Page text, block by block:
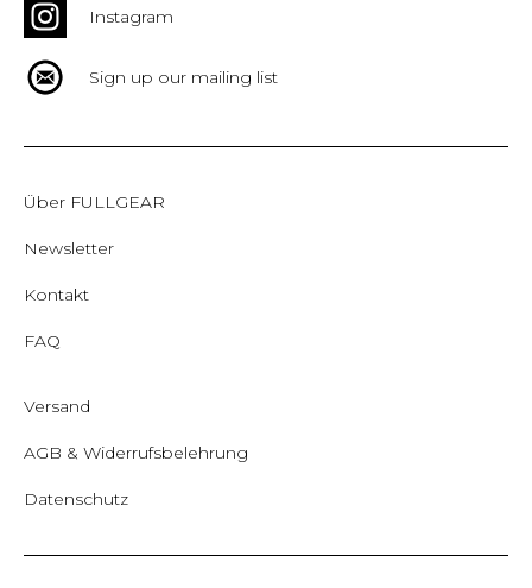
Instagram
Sign up our mailing list
Über FULLGEAR
Newsletter
Kontakt
FAQ
Versand
AGB & Widerrufsbelehrung
Datenschutz